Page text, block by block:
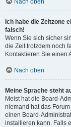
Nach oben
Ich habe die Zeitzone
falsch!
Wenn Sie sich sicher
die Zeit trotzdem noch
Kontaktieren Sie einen
Nach oben
Meine Sprache steht
Meist hat die Board-
niemand hat das
einen Board-
installieren kann. Falls